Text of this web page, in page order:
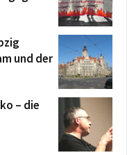
und der
– die